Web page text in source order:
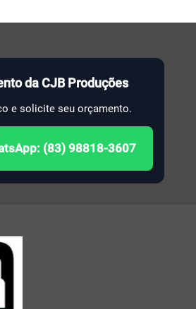
da CJB Produções
e solicite seu orçamento.
(83) 98818-3607